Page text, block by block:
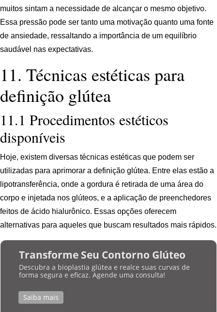
muitos sintam a necessidade de alcançar o mesmo objetivo.
Essa pressão pode ser tanto uma motivação quanto uma fonte
de ansiedade, ressaltando a importância de um equilíbrio
saudável nas expectativas.
11. Técnicas estéticas para
definição glútea
11.1 Procedimentos estéticos
disponíveis
Hoje, existem diversas técnicas estéticas que podem ser
utilizadas para aprimorar a definição glútea. Entre elas estão a
lipotransferência, onde a gordura é retirada de uma área do
corpo e injetada nos glúteos, e a aplicação de preenchedores
feitos de ácido hialurônico. Essas opções oferecem
alternativas para aqueles que buscam resultados mais rápidos.
Transforme Seu Contorno Glúteo
Descubra a bioplastia glútea e realce suas curvas de
forma segura e eficaz. Agende uma consulta!
Saiba mais